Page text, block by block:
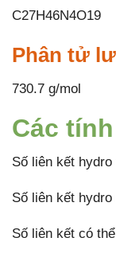
C27H46N4O19
Phân tử
730.7 g/mol
Các
Số liên kết hydro
Số liên kết hydro
Số liên kết có